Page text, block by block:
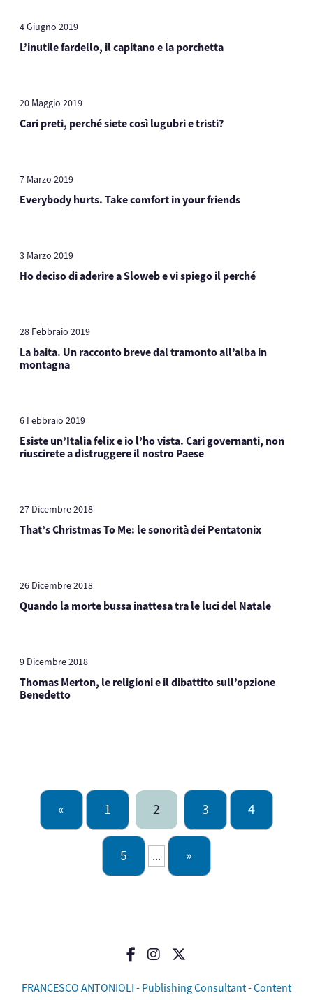
4 Giugno 2019
L’inutile fardello, il capitano e la porchetta
20 Maggio 2019
Cari preti, perché siete così lugubri e tristi?
7 Marzo 2019
Everybody hurts. Take comfort in your friends
3 Marzo 2019
Ho deciso di aderire a Sloweb e vi spiego il perché
28 Febbraio 2019
La baita. Un racconto breve dal tramonto all’alba in
montagna
6 Febbraio 2019
Esiste un’Italia felix e io l’ho vista. Cari governanti, non
riuscirete a distruggere il nostro Paese
27 Dicembre 2018
That’s Christmas To Me: le sonorità dei Pentatonix
26 Dicembre 2018
Quando la morte bussa inattesa tra le luci del Natale
9 Dicembre 2018
Thomas Merton, le religioni e il dibattito sull’opzione
Benedetto
« 1 2 3 4
5 ... »
FRANCESCO ANTONIOLI - Publishing Consultant - Content